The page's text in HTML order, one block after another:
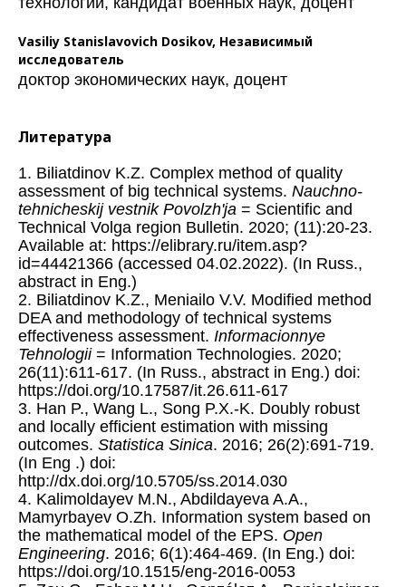
Vasiliy Stanislavovich Dosikov, Независимый
исследователь
доктор экономических наук, доцент
Литература
1. Biliatdinov K.Z. Complex method of quality
assessment of big technical systems. Nauchno-
tehnicheskij vestnik Povolzh'ja = Scientific and
Technical Volga region Bulletin. 2020; (11):20-23.
Available at: https://elibrary.ru/item.asp?
id=44421366 (accessed 04.02.2022). (In Russ.,
abstract in Eng.)
2. Biliatdinov K.Z., Meniailo V.V. Modified method
DEA and methodology of technical systems
effectiveness assessment. Informacionnye
Tehnologii= Information Technologies. 2020;
26(11):611-617. (In Russ., abstract in Eng.) doi:
https://doi.org/10.17587/it.26.611-617
3. Han P., Wang L., Song P.X.-K. Doubly robust
and locally efficient estimation with missing
outcomes. Statistica Sinica. 2016; 26(2):691-719.
(In Eng .) doi:
http://dx.doi.org/10.5705/ss.2014.030
4. Kalimoldayev M.N., Abdildayeva A.A.,
Mamyrbayev O.Zh. Information system based on
the mathematical model of the EPS. Open
Engineering. 2016; 6(1):464-469. (In Eng.) doi:
https://doi.org/10.1515/eng-2016-0053